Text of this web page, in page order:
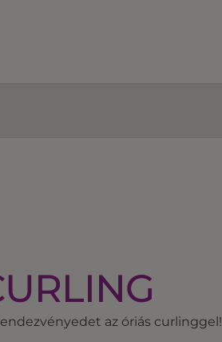
az óriás curlinggel!